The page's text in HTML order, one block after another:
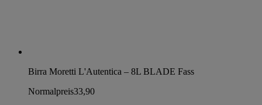
Birra Moretti L'Autentica – 8L BLADE Fass
Normalpreis33,90